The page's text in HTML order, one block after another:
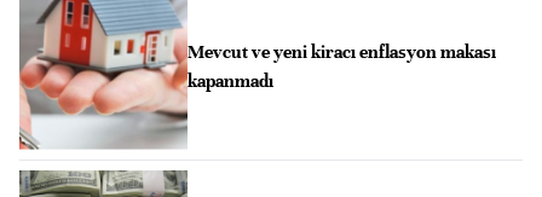
Mevcut ve yeni kiracı enflasyon makası
kapanmadı